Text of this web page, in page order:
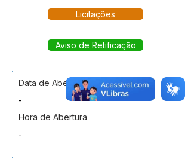
Licitações
Aviso de Retificação
Data de Abertura
-
Hora de Abertura
-